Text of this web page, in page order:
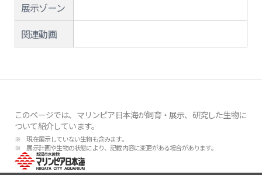
展示ゾーン
関連動画
このページでは、マリンピア日本海が飼育・展示、研究した生物に
ついて紹介しています。
※ 現在展示していない生物も含みます。
※ 展示計画や生物の状態により、記載内容に変更がある場合があります。